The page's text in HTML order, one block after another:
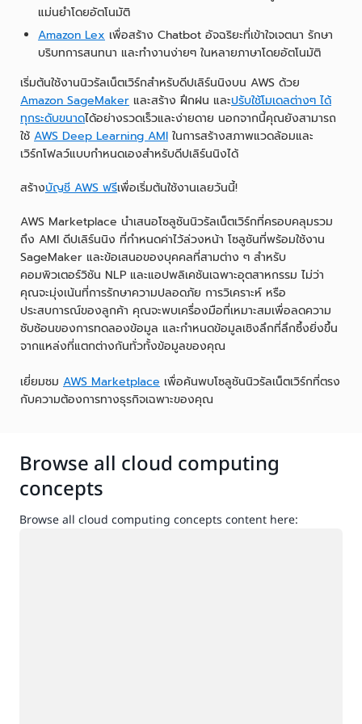
แม่นยำโดยอัตโนมัติ
Amazon Lex เพื่อสร้าง Chatbot อัจฉริยะที่เข้าใจเจตนา รักษา
บริบทการสนทนา และทำงานง่ายๆ ในหลายภาษาโดยอัตโนมัติ
เริ่มต้นใช้งานนิวรัลเน็ตเวิร์กสำหรับดีปเลิร์นนิงบน AWS ด้วย
Amazon SageMaker และสร้าง ฝึกฝน และปรับใช้โมเดลต่างๆ ได้
ทุกระดับขนาดได้อย่างรวดเร็วและง่ายดาย นอกจากนี้คุณยังสามารถ
ใช้ AWS Deep Learning AMI ในการสร้างสภาพแวดล้อมและ
เวิร์กโฟลว์แบบกำหนดเองสำหรับดีปเลิร์นนิงได้
สร้างบัญชี AWS ฟรีเพื่อเริ่มต้นใช้งานเลยวันนี้!
AWS Marketplace นำเสนอโซลูชันนิวรัลเน็ตเวิร์กที่ครอบคลุมรวม
ถึง AMI ดีปเลิร์นนิง ที่กำหนดค่าไว้ล่วงหน้า โซลูชันที่พร้อมใช้งาน
SageMaker และข้อเสนอของบุคคลที่สามต่าง ๆ สำหรับ
คอมพิวเตอร์วิชัน NLP และแอปพลิเคชันเฉพาะอุตสาหกรรม ไม่ว่า
คุณจะมุ่งเน้นที่การรักษาความปลอดภัย การวิเคราะห์ หรือ
ประสบการณ์ของลูกค้า คุณจะพบเครื่องมือที่เหมาะสมเพื่อลดความ
ซับซ้อนของการทดลองข้อมูล และกำหนดข้อมูลเชิงลึกที่ลึกซึ้งยิ่งขึ้น
จากแหล่งที่แตกต่างกันทั่วทั้งข้อมูลของคุณ
เยี่ยมชม AWS Marketplace เพื่อค้นพบโซลูชันนิวรัลเน็ตเวิร์กที่ตรง
กับความต้องการทางธุรกิจเฉพาะของคุณ
Browse all cloud computing
concepts
Browse all cloud computing concepts content here: